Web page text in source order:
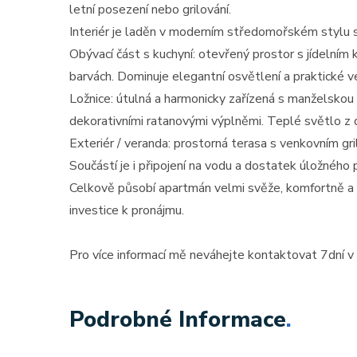
letní posezení nebo grilování.
Interiér je laděn v moderním středomořském
Obývací část s kuchyní: otevřený prostor s
barvách. Dominuje elegantní osvětlení a praktické
Ložnice: útulná a harmonicky zařízená s
dekorativními ratanovými výplněmi. Teplé světlo
Exteriér / veranda: prostorná terasa s venkovním
Součástí je i připojení na vodu a dostatek úložného
Celkově působí apartmán velmi svěže, komfortně
investice k pronájmu.
Pro více informací mě neváhejte kontaktovat 7dní
Podrobné Informace.